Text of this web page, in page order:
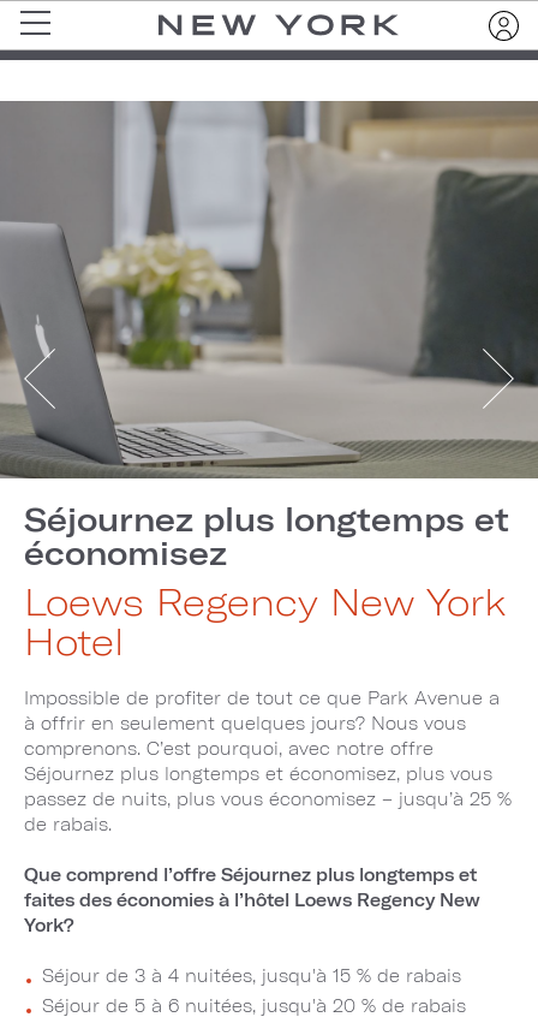
Séjournez plus longtemps et
économisez
Loews Regency New York
Hotel
Impossible de profiter de tout ce que Park Avenue a
à offrir en seulement quelques jours? Nous vous
comprenons. C’est pourquoi, avec notre offre
Séjournez plus longtemps et économisez, plus vous
passez de nuits, plus vous économisez – jusqu’à 25 %
de rabais.
Que comprend l’offre Séjournez plus longtemps et
faites des économies à l’hôtel Loews Regency New
York?
Séjour de 3 à 4 nuitées, jusqu'à 15 % de rabais
Séjour de 5 à 6 nuitées, jusqu'à 20 % de rabais